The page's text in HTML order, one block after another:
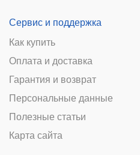
Сервис и поддержка
Как купить
Оплата и доставка
Гарантия и возврат
Персональные данные
Полезные статьи
Карта сайта